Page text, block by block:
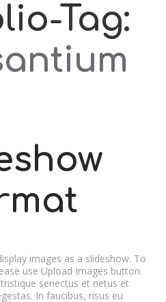
Tag:
images as a slideshow. To
use Upload Images button.
senectus et netus et
In faucibus, risus eu